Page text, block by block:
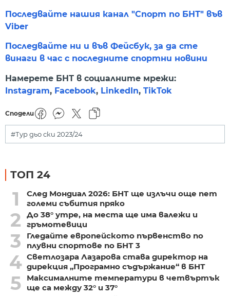
Последвайте нашия канал "Спорт по БНТ" във
Viber
Последвайте ни и във Фейсбук, за да сте
винаги в час с последните спортни новини
Намерете БНТ в социалните мрежи:
Instagram, Facebook, LinkedIn, TikTok
Сподели
#Тур дьо ски 2023/24
ТОП 24
1
След Мондиал 2026: БНТ ще излъчи още пет
големи събития пряко
2
До 38° утре, на места ще има валежи и
гръмотевици
3
Гледайте европейското първенство по
плувни спортове по БНТ 3
4 Светлозара Лазарова става директор на
дирекция „Програмно съдържание“ в БНТ
5
Максималните температури в четвъртък
ще са между 32° и 37°